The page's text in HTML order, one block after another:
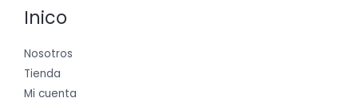
Inico
Nosotros
Tienda
Mi cuenta